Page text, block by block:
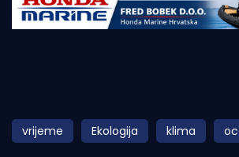
Obala
Otoci
vrijeme Ekologija klima